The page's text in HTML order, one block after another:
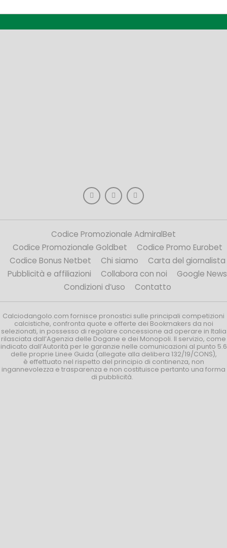
Codice Promozionale AdmiralBet
Codice Promozionale Goldbet
Codice Promo Eurobet
Codice Bonus Netbet
Chi siamo
Carta del giornalista
Pubblicità e affiliazioni
Collabora con noi
Google News
Condizioni d’uso
Contatto
Calciodangolo.com fornisce pronostici sulle principali competizioni
calcistiche, confronta quote e offerte dei Bookmakers da noi
selezionati, in possesso di regolare concessione ad operare in Italia
rilasciata dall’Agenzia delle Dogane e dei Monopoli. Il servizio, come
indicato dall’Autorità per le garanzie nelle comunicazioni al punto 5.6
delle proprie Linee Guida (allegate alla delibera 132/19/CONS),
è effettuato nel rispetto del principio di continenza, non
ingannevolezza e trasparenza e non costituisce pertanto una forma
di pubblicità.